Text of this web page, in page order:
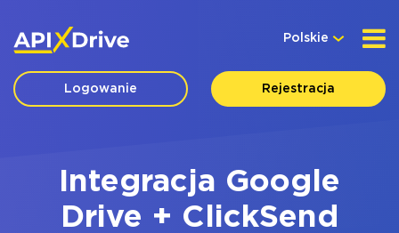
Polskie
Logowanie Rejestracja
Integracja Google
Drive + ClickSend